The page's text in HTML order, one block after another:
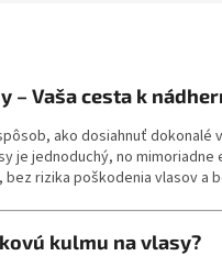
– Vaša cesta k
ako dosiahnuť
je jednoduchý, no
bez rizika poškodenia vlasov a
kulmu na vlasy?